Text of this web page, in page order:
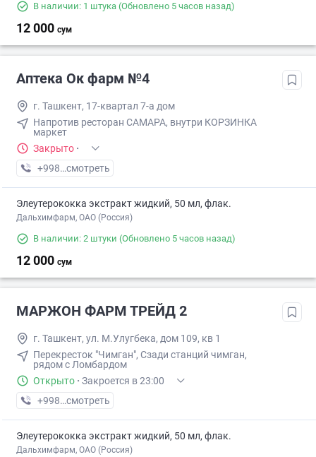
В наличии: 1 штука (Обновлено 5 часов назад)
12 000 сум
Аптека Ок фарм №4
г. Ташкент, 17-квартал 7-а дом
Напротив ресторан САМАРА, внутри КОРЗИНКА
маркет
Закрыто ·
+998 (90) XXX-XX-XX
смотреть
Элеутерококка экстракт жидкий, 50 мл, флак.
Дальхимфарм, ОАО (Россия)
В наличии: 2 штуки (Обновлено 5 часов назад)
12 000 сум
МАРЖОН ФАРМ ТРЕЙД 2
г. Ташкент, ул. М.Улугбека, дом 109, кв 1
Перекресток "Чимган", Сзади станций чимган,
рядом с Ломбардом
Открыто · Закроется в 23:00
+998 (71) XXX-XX-XX
смотреть
Элеутерококка экстракт жидкий, 50 мл, флак.
Дальхимфарм, ОАО (Россия)